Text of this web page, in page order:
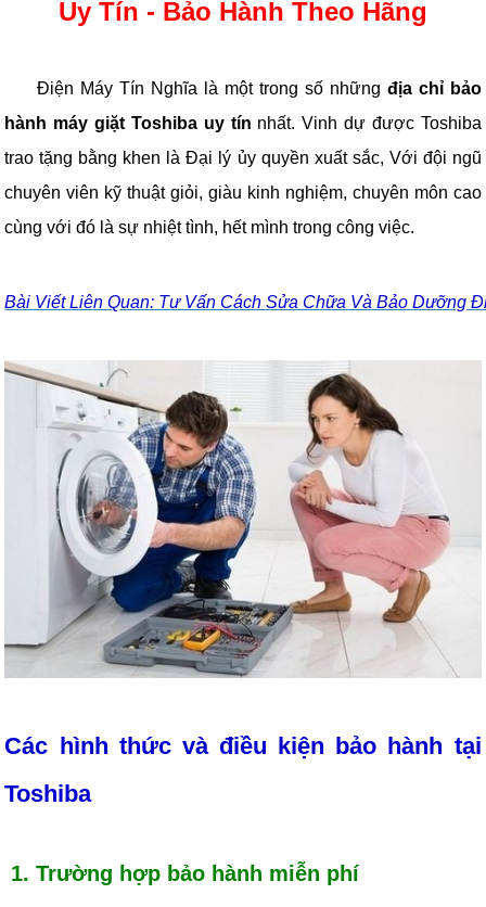
Uy Tín - Bảo Hành Theo Hãng
Điện Máy Tín Nghĩa là một trong số những địa chỉ bảo
hành máy giặt Toshiba uy tín nhất. Vinh dự được Toshiba
trao tặng bằng khen là Đại lý ủy quyền xuất sắc, Với đội ngũ
chuyên viên kỹ thuật giỏi, giàu kinh nghiệm, chuyên môn cao
cùng với đó là sự nhiệt tình, hết mình trong công việc.
Bài Viết Liên Quan: Tư Vấn Cách Sửa Chữa Và Bảo Dưỡng
Các hình thức và điều kiện bảo hành tại
Toshiba
1. Trường hợp bảo hành miễn phí